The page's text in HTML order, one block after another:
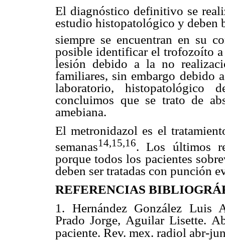
El diagnóstico definitivo se
estudio histopatológico y deben
siempre se encuentran en su
posible identificar el trofozoíto
lesión debido a la no
familiares, sin embargo debido
laboratorio, histopatológico
concluimos que se trato de
amebiana.
El metronidazol es el
semanas14,15,16. Los últimos
porque todos los pacientes
deben ser tratadas con punción
REFERENCIAS
1. Hernández González Luis
Prado Jorge, Aguilar Lisette.
paciente. Rev. mex. radiol abr-